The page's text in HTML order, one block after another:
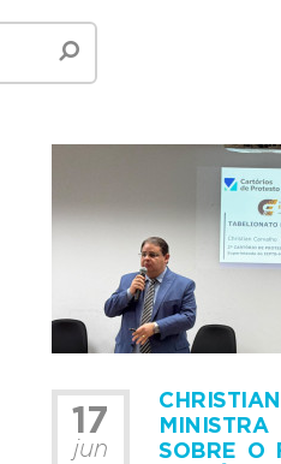
17
jun
SOBRE O